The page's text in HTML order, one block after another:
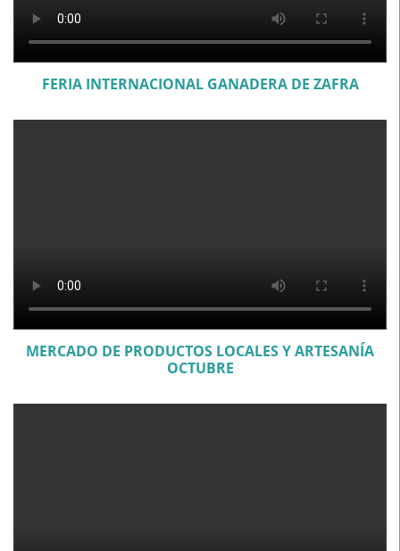
FERIA INTERNACIONAL GANADERA DE ZAFRA
MERCADO DE PRODUCTOS LOCALES Y ARTESANÍA
OCTUBRE